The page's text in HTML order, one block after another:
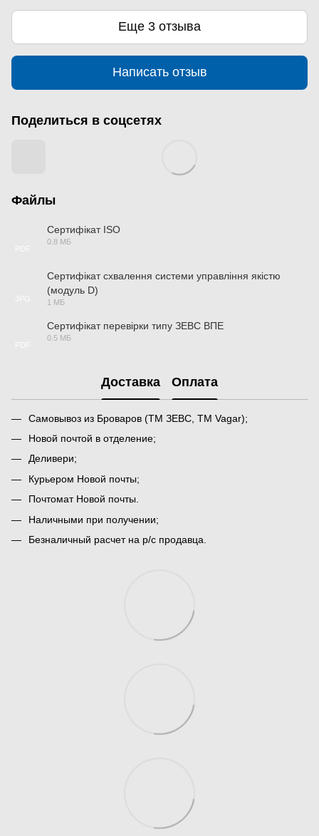
Еще 3 отзыва
Написать отзыв
Поделиться в соцсетях
Файлы
Сертифікат ISO
0.8 МБ
Сертифікат схвалення системи управління якістю
(модуль D)
1 МБ
Сертифікат перевірки типу ЗЕВС ВПЕ
0.5 МБ
Доставка Оплата
Самовывоз из Броваров (ТМ ЗЕВС, ТМ Vagar);
Новой почтой в отделение;
Деливери;
Курьером Новой почты;
Почтомат Новой почты.
Наличными при получении;
Безналичный расчет на р/с продавца.